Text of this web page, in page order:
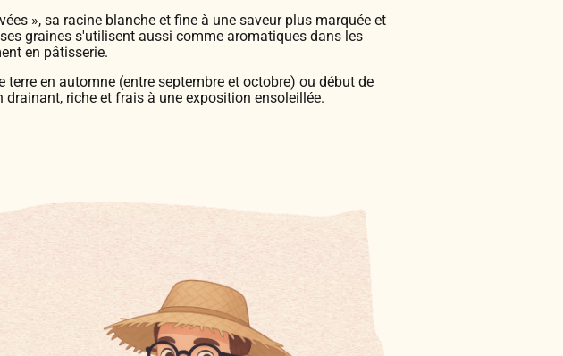
», sa racine blanche et fine à une saveur plus marquée et
graines s'utilisent aussi comme aromatiques dans les
en pâtisserie.
terre en automne (entre septembre et octobre) ou début de
drainant, riche et frais à une exposition ensoleillée.